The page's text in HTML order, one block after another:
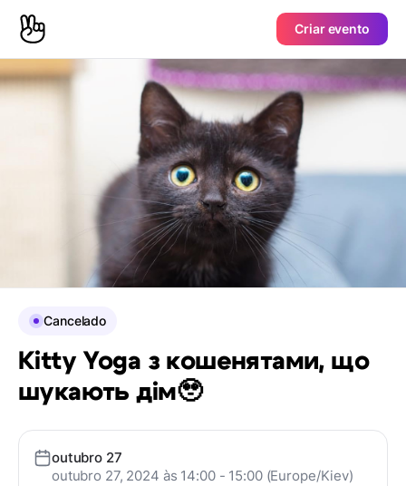
Criar evento
Cancelado
Kitty Yoga з кошенятами, що
шукають дім🥹
outubro 27
outubro 27, 2024 às 14:00 - 15:00 (Europe/Kiev)